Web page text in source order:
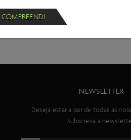
NEWSLETTER
Deseja estar a par de todas as
Subscreva a